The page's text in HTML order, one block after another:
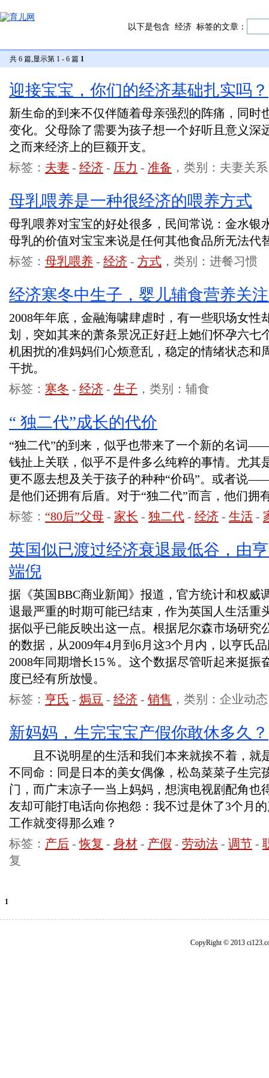
以下是包含 经济 标签的文章：
共 6 篇,显示第 1 - 6 篇 1
迎接宝宝，你们的经济基础扎实吗？
新生命的到来不仅伴随着母亲强烈的阵痛，同时
变化。父母除了需要为孩子想一个好听且意义深
之而来经济上的巨额开支。
标签： 夫妻 - 经济 - 压力 - 准备 ，类别：夫妻关系
母乳喂养是一种很经济的喂养方式
母乳喂养对宝宝的好处很多，民间常说：金水银
母乳的价值对宝宝来说是任何其他食品所无法代
标签： 母乳喂养 - 经济 - 方式 ，类别：进餐习惯
经济寒冬中生子，婴儿辅食营养关
2008年年底，金融海啸肆虐时，有一些职场女性
划，突如其来的萧条景况正好赶上她们怀孕六七
机困扰的准妈妈们心烦意乱，稳定的情绪状态和
干扰。
标签： 寒冬 - 经济 - 生子 ，类别：辅食
“ 独二代”成长的代价
“独二代”的到来，似乎也带来了一个新的名词
钱扯上关联，似乎不是件多么纯粹的事情。尤其
更不愿去想及关于孩子的种种“价码”。或者说
是他们还拥有后盾。对于“独二代”而言，他
标签： “80后”父母 - 家长 - 独二代 - 经济 - 生活 -
英国似已渡过经济衰退最低谷，由
端倪
据《英国BBC商业新闻》报道，官方统计和权威
退最严重的时期可能已结束，作为英国人生活重
据似乎已能反映出这一点。根据尼尔森市场研究
的数据，从2009年4月到6月这3个月内，以亨氏
2008年同期增长15％。这个数据尽管听起来挺振
度已经有所放慢。
标签： 亨氏 - 焗豆 - 经济 - 销售 ，类别：企业动态
新妈妈，生完宝宝产假你敢休多久？
且不说明星的生活和我们本来就挨不着，就
不同命：同是日本的美女偶像，松岛菜菜子生完
门，而广末凉子一当上妈妈，想演电视剧配角
友却可能打电话向你抱怨：我不过是休了3个月
工作就变得那么难？
标签： 产后 -恢复 - 身材 - 产假 - 劳动法 - 调节 -
复
1
CopyRight © 2013